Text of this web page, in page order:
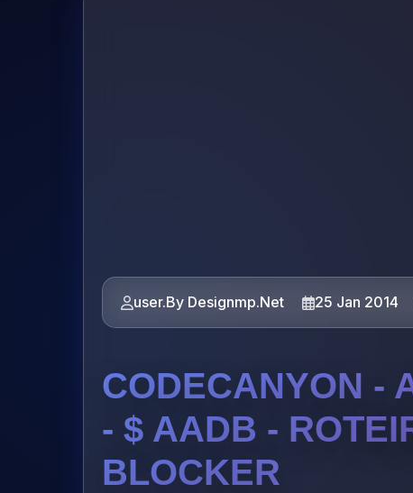
user.By Designmp.Net 25 Jan 2014
CODECANYON -
- $ AADB -
BLOCKER